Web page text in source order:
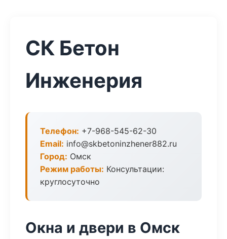
СК Бетон
Инженерия
Телефон: +7-968-545-62-30
Email: info@skbetoninzhener882.ru
Город: Омск
Режим работы: Консультации:
круглосуточно
Окна и двери в Омск